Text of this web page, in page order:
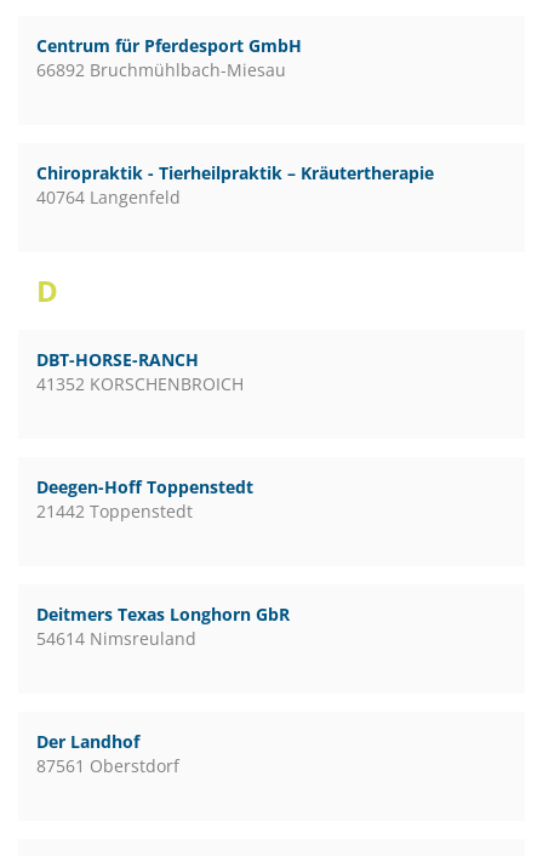
Centrum für Pferdesport GmbH
66892 Bruchmühlbach-Miesau
Chiropraktik - Tierheilpraktik – Kräutertherapie
40764 Langenfeld
D
DBT-HORSE-RANCH
41352 KORSCHENBROICH
Deegen-Hoff Toppenstedt
21442 Toppenstedt
Deitmers Texas Longhorn GbR
54614 Nimsreuland
Der Landhof
87561 Oberstdorf